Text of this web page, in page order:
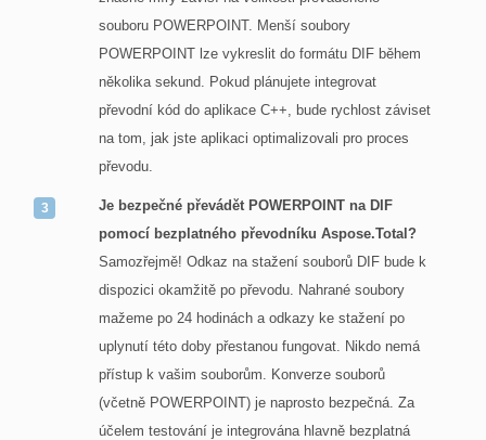
souboru POWERPOINT. Menší soubory
POWERPOINT lze vykreslit do formátu DIF během
několika sekund. Pokud plánujete integrovat
převodní kód do aplikace C++, bude rychlost záviset
na tom, jak jste aplikaci optimalizovali pro proces
převodu.
Je bezpečné převádět POWERPOINT na DIF
pomocí bezplatného převodníku Aspose.Total?
Samozřejmě! Odkaz na stažení souborů DIF bude k
dispozici okamžitě po převodu. Nahrané soubory
mažeme po 24 hodinách a odkazy ke stažení po
uplynutí této doby přestanou fungovat. Nikdo nemá
přístup k vašim souborům. Konverze souborů
(včetně POWERPOINT) je naprosto bezpečná. Za
účelem testování je integrována hlavně bezplatná